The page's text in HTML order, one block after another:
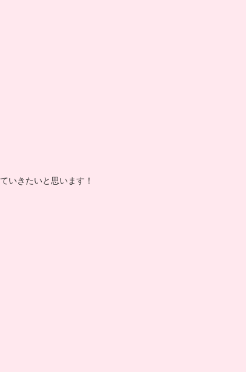
いきたいと思います！